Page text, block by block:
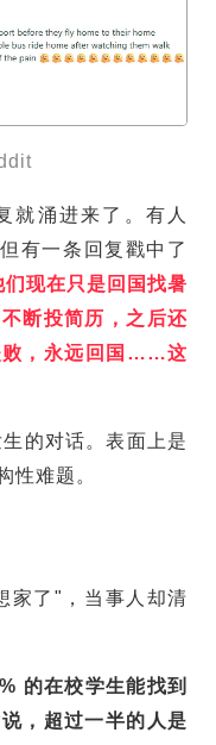
就涌进来了。有人
有一条回复戳中了
现在只是回国找暑
断投简历，之后还
败，永远回国……这
的对话。表面上是
性难题。
家了"，当事人却清
的在校学生能找到
，超过一半的人是